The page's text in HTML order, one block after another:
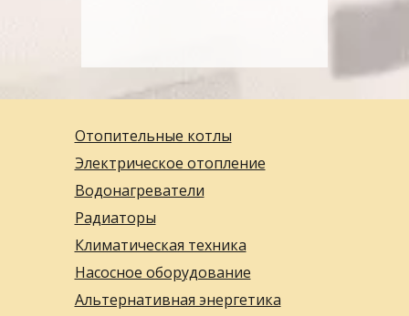
Отопительные котлы
Электрическое отопление
Водонагреватели
Радиаторы
Климатическая техника
Насосное оборудование
Альтернативная энергетика